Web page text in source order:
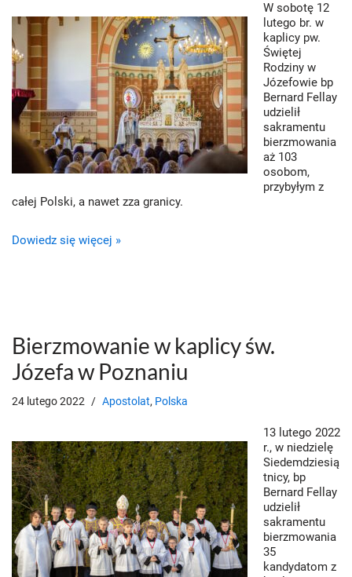
W sobotę 12
lutego br. w
kaplicy pw.
Świętej
Rodziny w
Józefowie bp
Bernard Fellay
udzielił
sakramentu
bierzmowania
aż 103
osobom,
przybyłym z
całej Polski, a nawet zza granicy.
Dowiedz się więcej »
Bierzmowanie w kaplicy św.
Józefa w Poznaniu
24 lutego 2022 Apostolat, Polska
13 lutego 2022
r., w niedzielę
Siedemdziesią
tnicy, bp
Bernard Fellay
udzielił
sakramentu
bierzmowania
35
kandydatom z